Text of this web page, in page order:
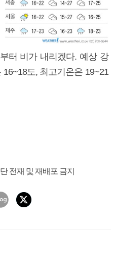
터 비가 내리겠다. 예상 강
도, 최고기온은 19~21
전재 및 재배포 금지